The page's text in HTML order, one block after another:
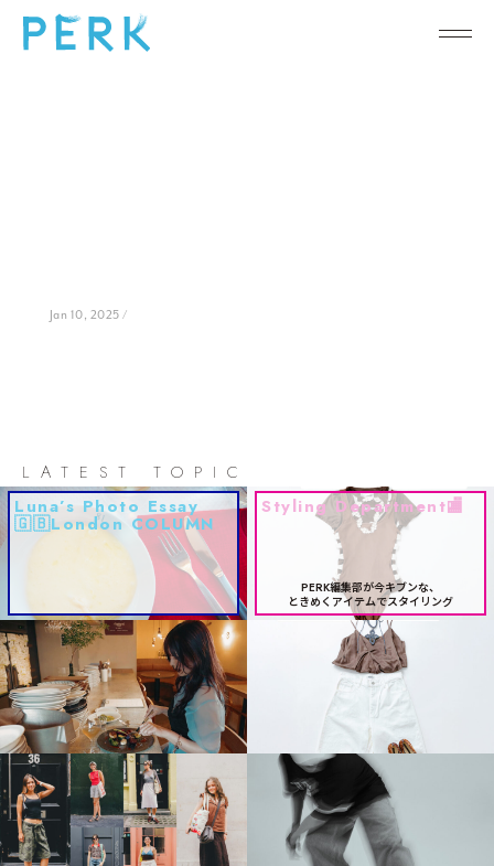
Jan 10, 2025 /
LATEST TOPIC
Luna’s Photo Essay
🇬🇧London COLUMN
Styling Department🏬
PERK編集部が今キブンな、
ときめくアイテムでスタイリング